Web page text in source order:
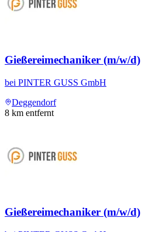
Gießereimechaniker (m/w/d)
bei PINTER GUSS GmbH
Deggendorf
8 km entfernt
Gießereimechaniker (m/w/d)